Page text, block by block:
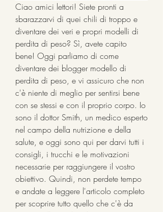
Ciao amici lettori! Siete pronti a
sbarazzarvi di quei chili di troppo e
diventare dei veri e propri modelli di
perdita di peso? Sì, avete capito
bene! Oggi parliamo di come
diventare dei blogger modello di
perdita di peso, e vi assicuro che non
c'è niente di meglio per sentirsi bene
con se stessi e con il proprio corpo. Io
sono il dottor Smith, un medico esperto
nel campo della nutrizione e della
salute, e oggi sono qui per darvi tutti i
consigli, i trucchi e le motivazioni
necessarie per raggiungere il vostro
obiettivo. Quindi, non perdete tempo
e andate a leggere l'articolo completo
per scoprire tutto quello che c'è da